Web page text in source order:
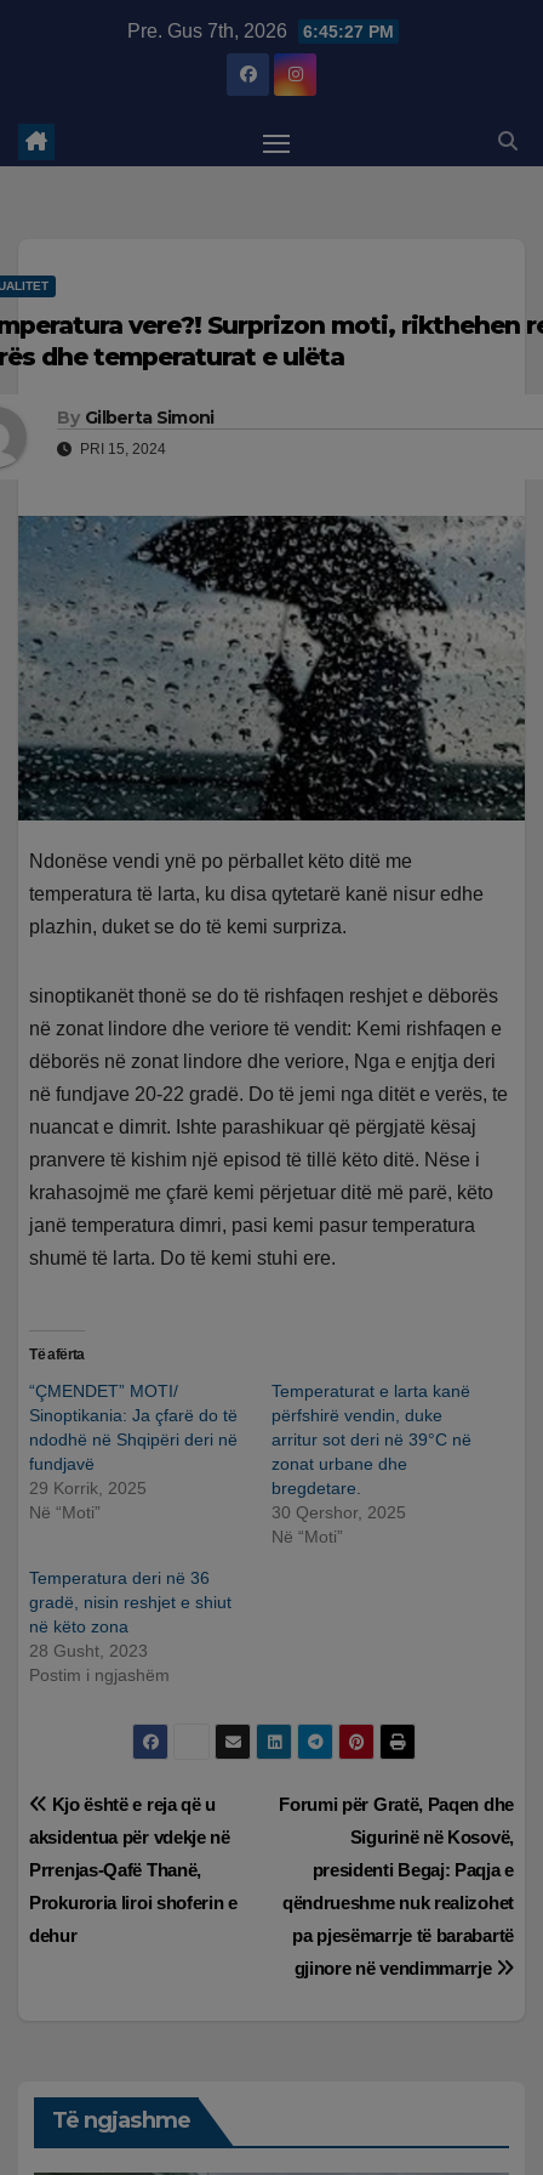
Pre. Gus 7th, 2026 6:45:28 PM
vere?! Surprizon moti, rikthehen
dhe temperaturat e ulëta
By Gilberta Simoni
PRI 15, 2024
Ndonëse vendi ynë po përballet këto ditë me
temperatura të larta, ku disa qytetarë kanë nisur edhe
plazhin, duket se do të kemi surpriza.
sinoptikanët thonë se do të rishfaqen reshjet e dëborës
në zonat lindore dhe veriore të vendit: Kemi rishfaqen e
dëborës në zonat lindore dhe veriore, Nga e enjtja deri
në fundjave 20-22 gradë. Do të jemi nga ditët e verës, te
nuancat e dimrit. Ishte parashikuar që përgjatë kësaj
pranvere të kishim një episod të tillë këto ditë. Nëse i
krahasojmë me çfarë kemi përjetuar ditë më parë, këto
janë temperatura dimri, pasi kemi pasur temperatura
shumë të larta. Do të kemi stuhi ere.
Të afërta
“ÇMENDET” MOTI/
Sinoptikania: Ja çfarë do të
ndodhë në Shqipëri deri në
fundjavë
29 Korrik, 2025
Në “Moti”
Temperaturat e larta kanë
përfshirë vendin, duke
arritur sot deri në 39°C në
zonat urbane dhe
bregdetare.
30 Qershor, 2025
Në “Moti”
Temperatura deri në 36
gradë, nisin reshjet e shiut
në këto zona
28 Gusht, 2023
Postim i ngjashëm
Lëvizje
te
postimet
Forumi për Gratë, Paqen dhe
Sigurinë në Kosovë,
presidenti Begaj: Paqja e
qëndrueshme nuk realizohet
pa pjesëmarrje të barabartë
gjinore në vendimmarrje
Kjo është e reja që u
aksidentua për vdekje në
Prrenjas-Qafë Thanë,
Prokuroria liroi shoferin e
dehur
Të ngjashme